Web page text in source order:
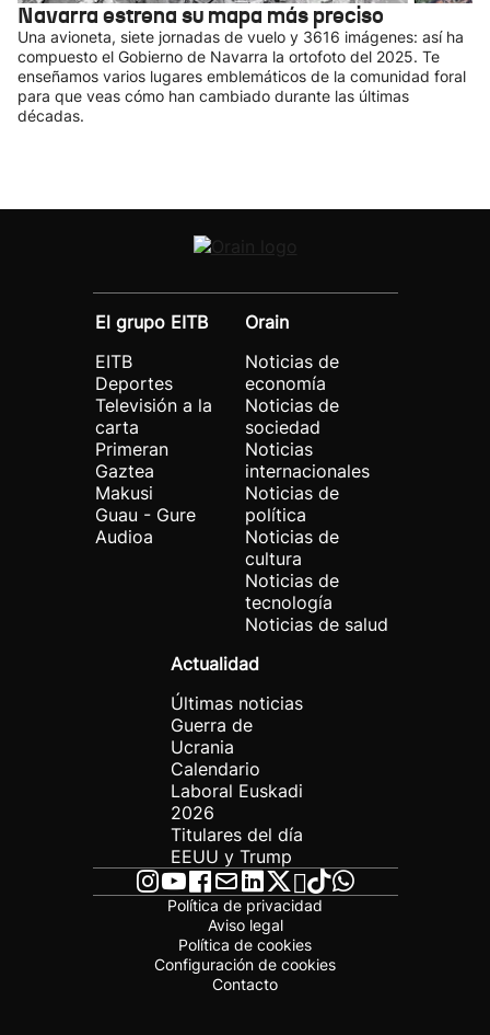
Navarra estrena su mapa más preciso
Una avioneta, siete jornadas de vuelo y 3616 imágenes: así ha
compuesto el Gobierno de Navarra la ortofoto del 2025. Te
enseñamos varios lugares emblemáticos de la comunidad foral
para que veas cómo han cambiado durante las últimas
décadas.
El grupo EITB
EITB
Deportes
Televisión a la
carta
Primeran
Gaztea
Makusi
Guau - Gure
Audioa
Orain
Noticias de
economía
Noticias de
sociedad
Noticias
internacionales
Noticias de
política
Noticias de
cultura
Noticias de
tecnología
Noticias de salud
Actualidad
Últimas noticias
Guerra de
Ucrania
Calendario
Laboral Euskadi
2026
Titulares del día
EEUU y Trump
Política de privacidad
Aviso legal
Política de cookies
Configuración de cookies
Contacto